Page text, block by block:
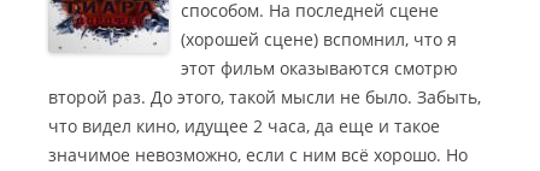
способом. На последней сцене
(хорошей сцене) вспомнил, что я
этот фильм оказываются смотрю
второй раз. До этого, такой мысли не было. Забыть,
что видел кино, идущее 2 часа, да еще и такое
значимое невозможно, если с ним всё хорошо. Но